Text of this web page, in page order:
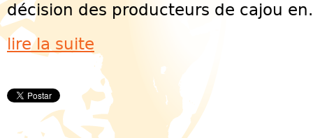
décision des producteurs de cajou
lire la suite